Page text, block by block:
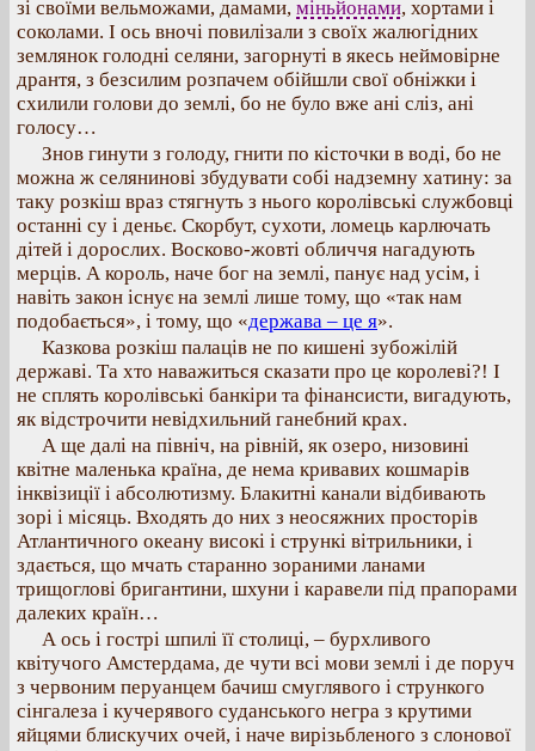
зі своїми вельможами, дамами, міньйонами, хортами і
соколами. І ось вночі повилізали з своїх жалюгідних
землянок голодні селяни, загорнуті в якесь неймовірне
дрантя, з безсилим розпачем обійшли свої обніжки і
схилили голови до землі, бо не було вже ані сліз, ані
голосу…
Знов гинути з голоду, гнити по кісточки в воді, бо не
можна ж селянинові збудувати собі надземну хатину: за
таку розкіш враз стягнуть з нього королівські службовці
останні су і деньє. Скорбут, сухоти, ломець карлючать
дітей і дорослих. Восково-жовті обличчя нагадують
мерців. А король, наче бог на землі, панує над усім, і
навіть закон існує на землі лише тому, що «так нам
подобається», і тому, що «держава – це я».
Казкова розкіш палаців не по кишені зубожілій
державі. Та хто наважиться сказати про це королеві?! І
не сплять королівські банкіри та фінансисти, вигадують,
як відстрочити невідхильний ганебний крах.
А ще далі на північ, на рівній, як озеро, низовині
квітне маленька країна, де нема кривавих кошмарів
інквізиції і абсолютизму. Блакитні канали відбивають
зорі і місяць. Входять до них з неосяжних просторів
Атлантичного океану високі і стрункі вітрильники, і
здається, що мчать старанно зораними ланами
трищоглові бригантини, шхуни і каравели під прапорами
далеких країн…
А ось і гострі шпилі її столиці, – бурхливого
квітучого Амстердама, де чути всі мови землі і де поруч
з червоним перуанцем бачиш смуглявого і стрункого
сінгалеза і кучерявого суданського негра з крутими
яйцями блискучих очей, і наче вирізьбленого з слонової